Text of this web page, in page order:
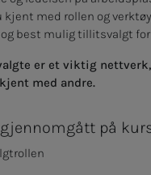
kjent med rollen og
og best mulig tillitsvalgt
er et viktig
med andre.
på